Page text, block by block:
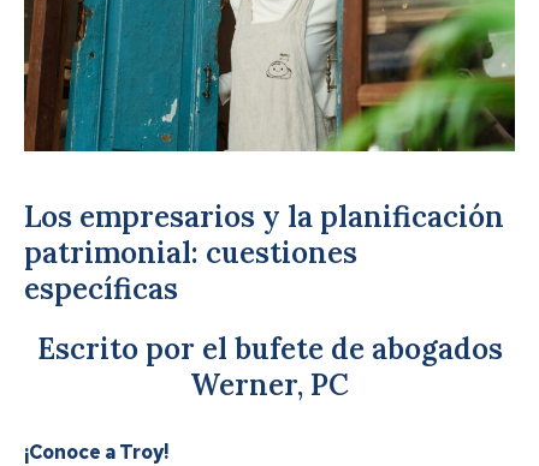
Los empresarios y la planificación
patrimonial: cuestiones
específicas
Escrito por el bufete de abogados
Werner, PC
¡Conoce a Troy!